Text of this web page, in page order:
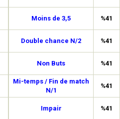
Moins de 3,5 %41
Double chance N/2 %41
Non Buts %41
Mi-temps / Fin de match
N/1
%41
Impair %41